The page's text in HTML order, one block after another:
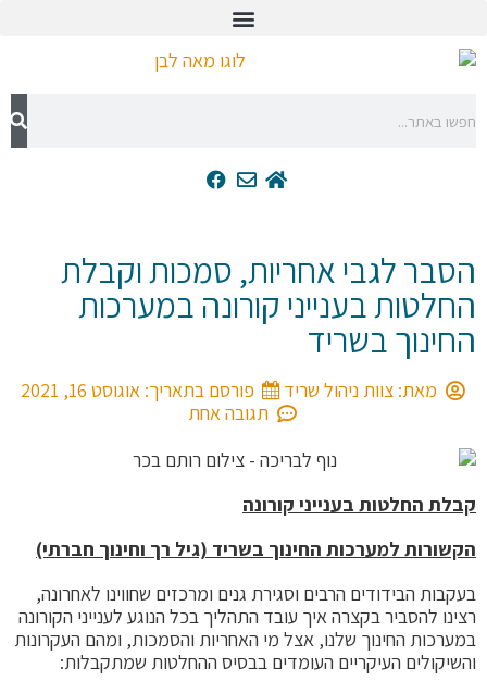
לגבי אחריות, סמכות וקבלת
בענייני קורונה במערכות
בשריד
צוות ניהול שריד פורסם בתאריך:אוגוסט 16, 2021
תגובה אחת
בענייני קורונה
למערכות החינוך בשריד (גיל רך וחינוך חברתי)
הרבים וסגירת גנים ומרכזים שחווינו לאחרונה,
בקצרה איך עובד התהליך בכל הנוגע לענייני הקורונה
החינוך שלנו, אצל מי האחריות והסמכות, ומהם העקרונות
העיקריים העומדים בבסיס ההחלטות שמתקבלות: